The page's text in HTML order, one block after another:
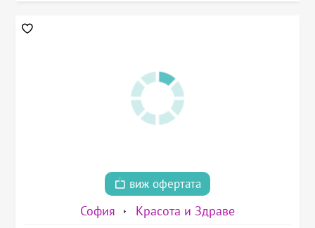
виж офертата
София Красота и Здраве